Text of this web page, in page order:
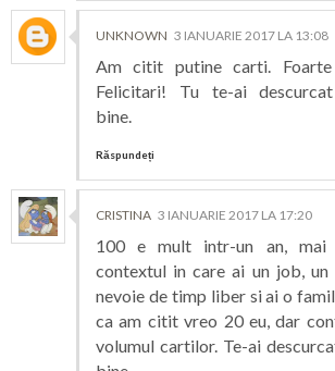
UNKNOWN 3 IANUARIE 2017 LA 13:08
Am citit putine carti. Foarte
Felicitari! Tu te-ai
bine.
Răspundeți
CRISTINA 3 IANUARIE 2017 LA 17:20
100 e mult intr-un an, mai
contextul in care ai un job, un
nevoie de timp liber si ai o
ca am citit vreo 20 eu, dar
volumul cartilor. Te-ai